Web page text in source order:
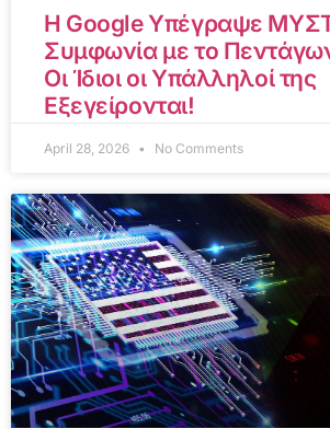
Η Google Υπέγραψε
Συμφωνία με το
Οι Ίδιοι οι Υπάλληλοί της
Εξεγείρονται!
April 28, 2026 No Comments